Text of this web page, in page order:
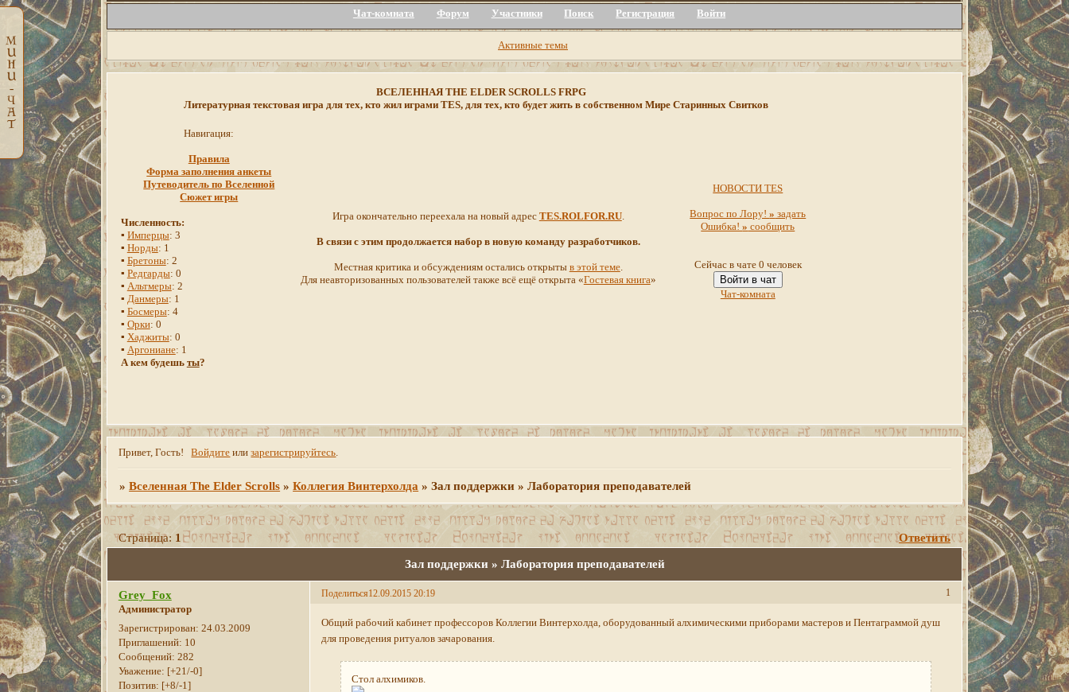
Чат-комната Форум Участники Поиск Регистрация Войти
Активные темы
ВСЕЛЕННАЯ THE ELDER SCROLLS FRPG
Литературная текстовая игра для тех, кто жил играми TES, для тех, кто будет жить в собственном Мире Старинных Свитков
Навигация:
Правила
Форма заполнения анкеты
Путеводитель по Вселенной
Сюжет игры
Численность:
▪ Имперцы: 3
▪ Норды: 1
▪ Бретоны: 2
▪ Редгарды: 0
▪ Альтмеры: 2
▪ Данмеры: 1
▪ Босмеры: 4
▪ Орки: 0
▪ Хаджиты: 0
▪ Аргониане: 1
А кем будешь ты?
Игра окончательно переехала на новый адрес TES.ROLFOR.RU.
В связи с этим продолжается набор в новую команду разработчиков.
Местная критика и обсуждениям остались открыты в этой теме.
Для неавторизованных пользователей также всё ещё открыта «Гостевая книга»
НОВОСТИ TES
Вопрос по Лору!» задать
Ошибка!» сообщить
Сейчас в чате 0 человек
Войти в чат
Чат-комната
Привет, Гость! Войдите илизарегистрируйтесь
»Вселенная The Elder Scrolls »Коллегия Винтерхолда »Зал поддержки » Лаборатория преподавателей
Зал поддержки » Лаборатория преподавателей
Страница: 1 Ответить
Поделиться 1
12.09.2015 20:19
Grey_Fox
Администратор
Зарегистрирован: 24.03.2009
Приглашений: 10
Сообщений: 282
Уважение: [+21/-0]
Позитив: [+8/-1]
Общий рабочий кабинет профессоров Коллегии Винтерхолда, оборудованный алхимическими приборами мастеров и Пентаграммой душ
для проведения ритуалов зачарования.
Стол алхимиков.